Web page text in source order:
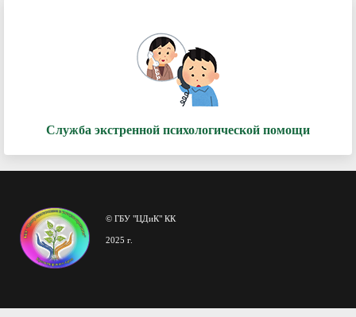
Служба экстренной психологической помощи
© ГБУ "ЦДиК" КК
2025 г.